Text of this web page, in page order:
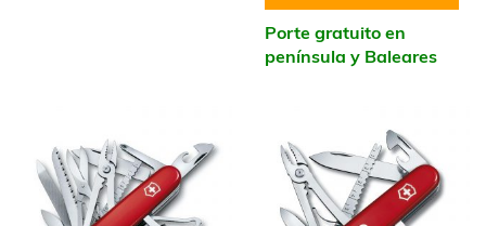
Porte gratuito en
península y Baleares